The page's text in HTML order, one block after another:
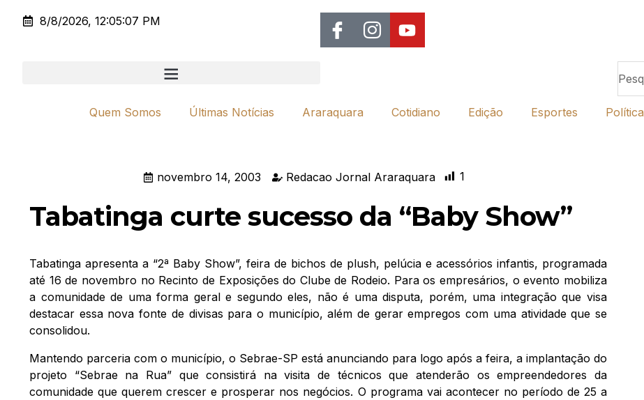
8/8/2026, 12:05:07 PM
Quem Somos Últimas Notícias Araraquara Cotidiano Edição Esportes Política
novembro 14, 2003 Redacao Jornal Araraquara 1
Tabatinga curte sucesso da “Baby Show”
Tabatinga apresenta a “2ª Baby Show”, feira de bichos de plush, pelúcia e acessórios infantis, programada
até 16 de novembro no Recinto de Exposições do Clube de Rodeio. Para os empresários, o evento mobiliza
a comunidade de uma forma geral e segundo eles, não é uma disputa, porém, uma integração que visa
destacar essa nova fonte de divisas para o município, além de gerar empregos com uma atividade que se
consolidou.
Mantendo parceria com o município, o Sebrae-SP está anunciando para logo após a feira, a implantação do
projeto “Sebrae na Rua” que consistirá na visita de técnicos que atenderão os empreendedores da
comunidade que querem crescer e prosperar nos negócios. O programa vai acontecer no período de 25 a